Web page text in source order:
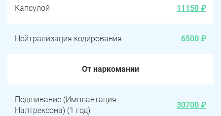
Капсулой 11150 ₽
Нейтрализация кодирования 6500 ₽
От наркомании
Подшивание (Имплантация
Налтрексона) (1 год)
30700 ₽